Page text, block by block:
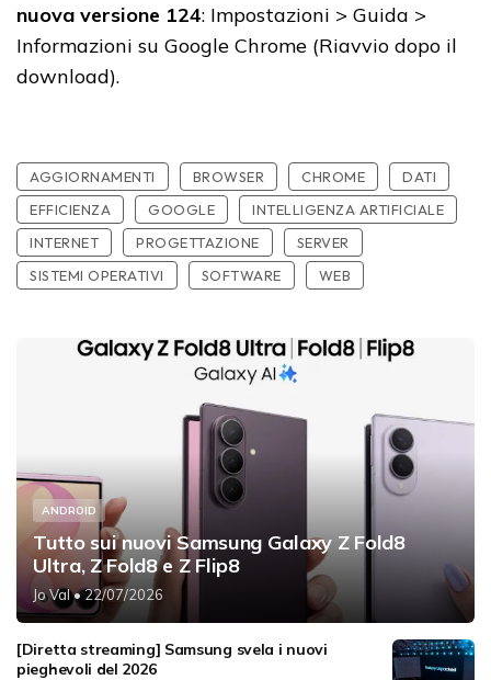
nuova versione 124: Impostazioni > Guida >
Informazioni su Google Chrome (Riavvio dopo il
download).
AGGIORNAMENTI BROWSER CHROME
DATI
EFFICIENZA
GOOGLE
INTELLIGENZA ARTIFICIALE
INTERNET
PROGETTAZIONE
SERVER
SISTEMI OPERATIVI
SOFTWARE WEB
ANDROID
Tutto sui nuovi Samsung Galaxy Z Fold8
Ultra, Z Fold8 e Z Flip8
Jo Val• 22/07/2026
[Diretta streaming] Samsung svela i nuovi
pieghevoli del 2026